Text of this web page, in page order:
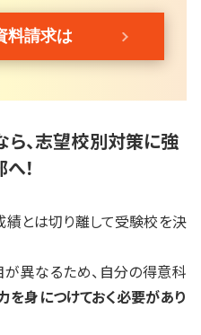
料請求は
、志望校別対策に強
！
とは切り離して受験校を決
異なるため、自分の得意科
を身につけておく必要があり